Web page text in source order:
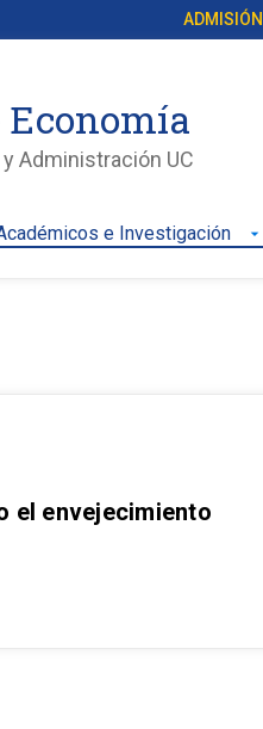
ADMISIÓN
Administración UC
e Investigación arrow_drop_down
el envejecimiento